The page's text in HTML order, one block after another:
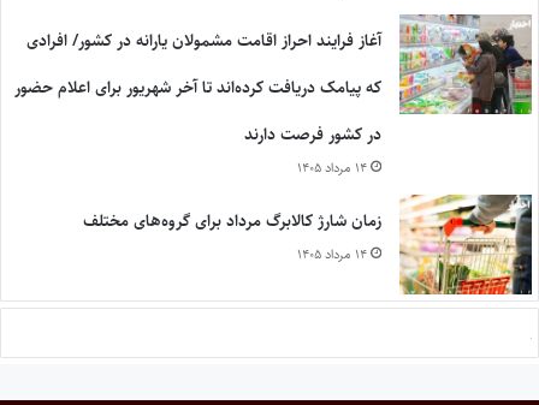
آغاز فرایند احراز اقامت مشمولان یارانه در کشور/ افرادی
که پیامک دریافت کرده‌اند تا آخر شهریور برای اعلام حضور
در کشور فرصت دارند
۱۴ مرداد ۱۴۰۵
زمان شارژ کالابرگ مرداد برای گروه‌های مختلف
۱۴ مرداد ۱۴۰۵